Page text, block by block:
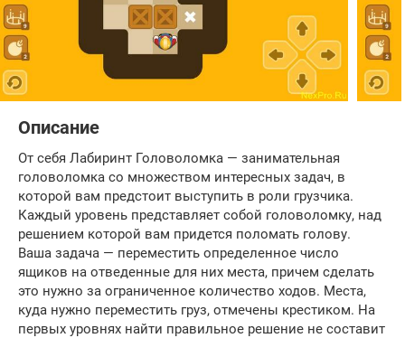
Описание
От себя Лабиринт Головоломка — занимательная
головоломка со множеством интересных задач, в
которой вам предстоит выступить в роли грузчика.
Каждый уровень представляет собой головоломку, над
решением которой вам придется поломать голову.
Ваша задача — переместить определенное число
ящиков на отведенные для них места, причем сделать
это нужно за ограниченное количество ходов. Места,
куда нужно переместить груз, отмечены крестиком. На
первых уровнях найти правильное решение не составит